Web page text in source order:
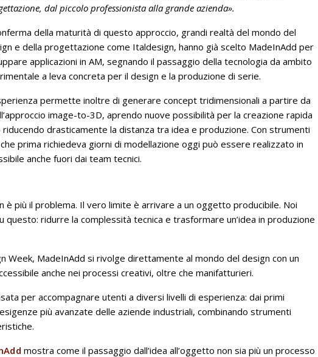
dal piccolo professionista alla grande azienda».
della maturità di questo approccio, grandi realtà del mondo del
e della progettazione come Italdesign, hanno già scelto MadeInAdd per
applicazioni in AM, segnando il passaggio della tecnologia da ambito
a leva concreta per il design e la produzione di serie.
permette inoltre di generare concept tridimensionali a partire da
image-to-3D, aprendo nuove possibilità per la creazione rapida
drasticamente la distanza tra idea e produzione. Con strumenti
prima richiedeva giorni di modellazione oggi può essere realizzato in
anche fuori dai team tecnici.
è più il problema. Il vero limite è arrivare a un oggetto producibile. Noi
ridurre la complessità tecnica e trasformare un’idea in produzione
Week, MadeInAdd si rivolge direttamente al mondo del design con un
anche nei processi creativi, oltre che manifatturieri.
per accompagnare utenti a diversi livelli di esperienza: dai primi
più avanzate delle aziende industriali, combinando strumenti
mostra come il passaggio dall’idea all’oggetto non sia più un processo